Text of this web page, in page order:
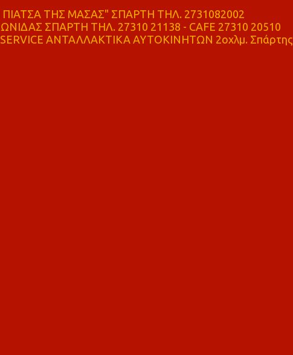
ΤΗΣ ΜΑΣΑΣ" ΣΠΑΡΤΗ ΤΗΛ. 2731082002
ΣΠΑΡΤΗ ΤΗΛ. 27310 21138 - CAFE 27310 20510
ΑΝΤΑΛΛΑΚΤΙΚΑ ΑΥΤΟΚΙΝΗΤΩΝ 2οχλμ. Σπάρτης